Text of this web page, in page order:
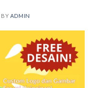
BY ADMIN